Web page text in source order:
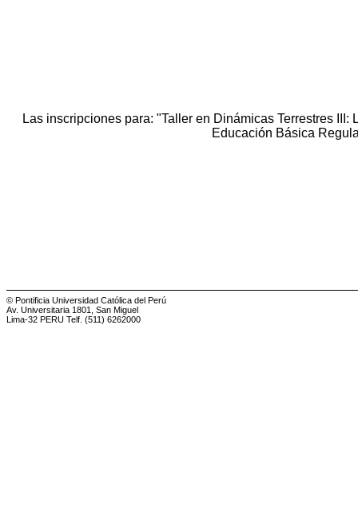
Las inscripciones para: "Taller en Dinámicas Terrestres
Educación Básica
© Pontificia Universidad Católica del Perú
Av. Universitaria 1801, San Miguel
Lima-32 PERU Telf. (511) 6262000